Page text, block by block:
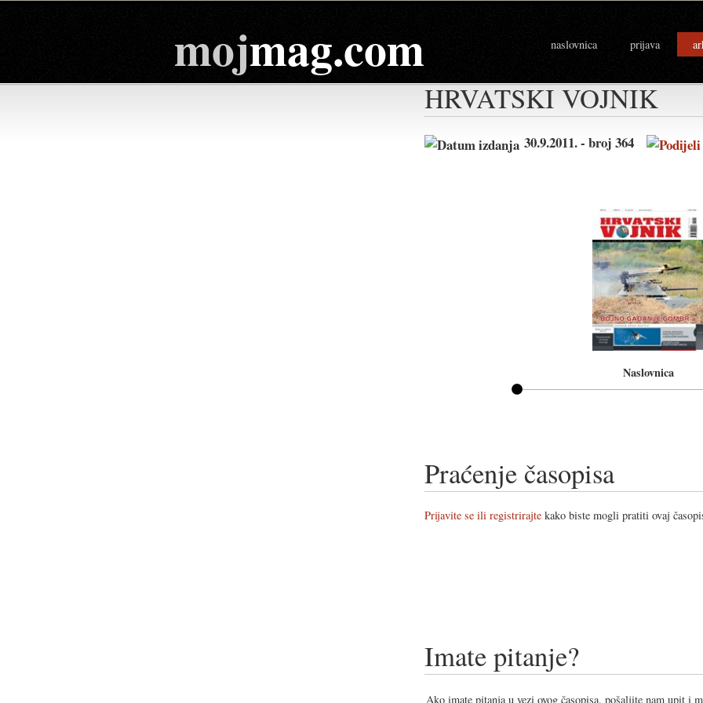
mojmag.com naslovnica prijava
HRVATSKI VOJNIK
30.9.2011. - broj 364
Naslovnica
Praćenje časopisa
Prijavite se ili registrirajte kako biste mogli pratiti ovaj
Imate pitanje?
Ako imate pitanja u vezi ovog časopisa, pošaljite nam upit i